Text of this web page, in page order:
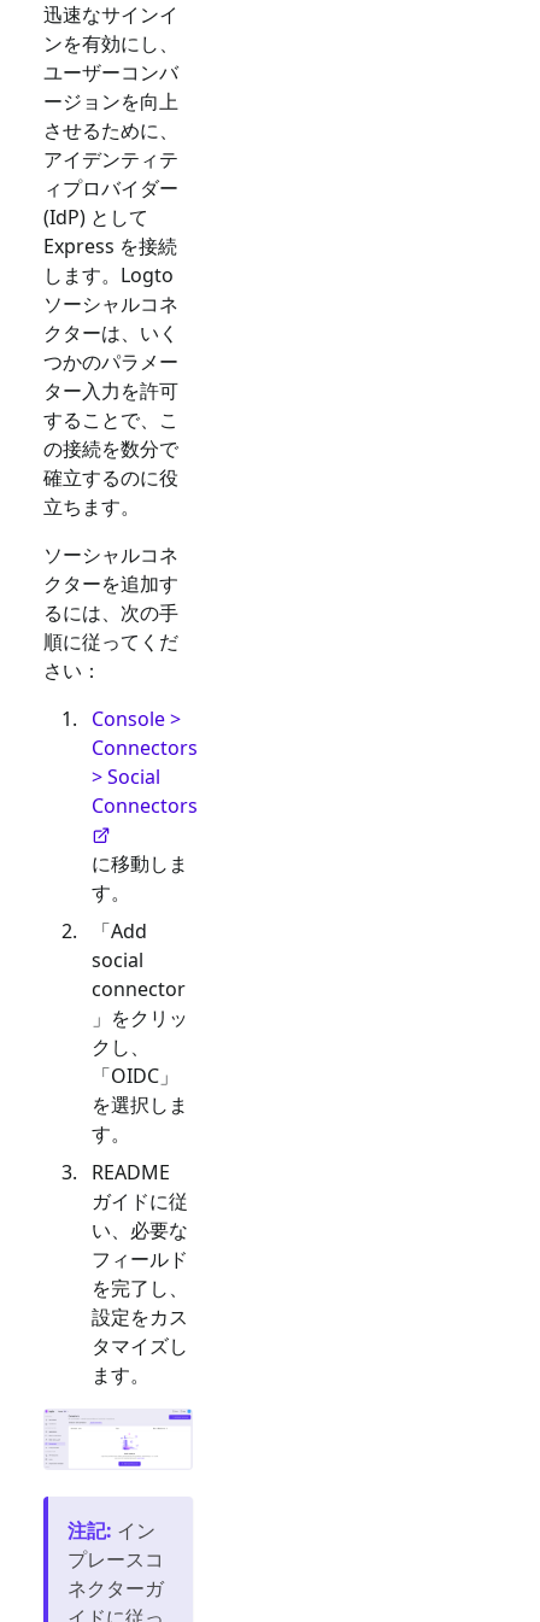
迅速なサインイ
ンを有効にし、
ユーザーコンバ
ージョンを向上
させるために、
アイデンティテ
ィプロバイダー
(IdP) として
Express を接続
します。Logto
ソーシャルコネ
クターは、いく
つかのパラメー
ター入力を許可
することで、こ
の接続を数分で
確立するのに役
立ちます。
ソーシャルコネ
クターを追加す
るには、次の手
順に従ってくだ
さい：
Console >
Connectors
> Social
Connectors
に移動しま
す。
「Add
social
connector
」をクリッ
クし、
「OIDC 」
を選択しま
す。
README
ガイドに従
い、必要な
フィールド
を完了し、
設定をカス
タマイズし
ます。
注記: イン
プレースコ
ネクターガ